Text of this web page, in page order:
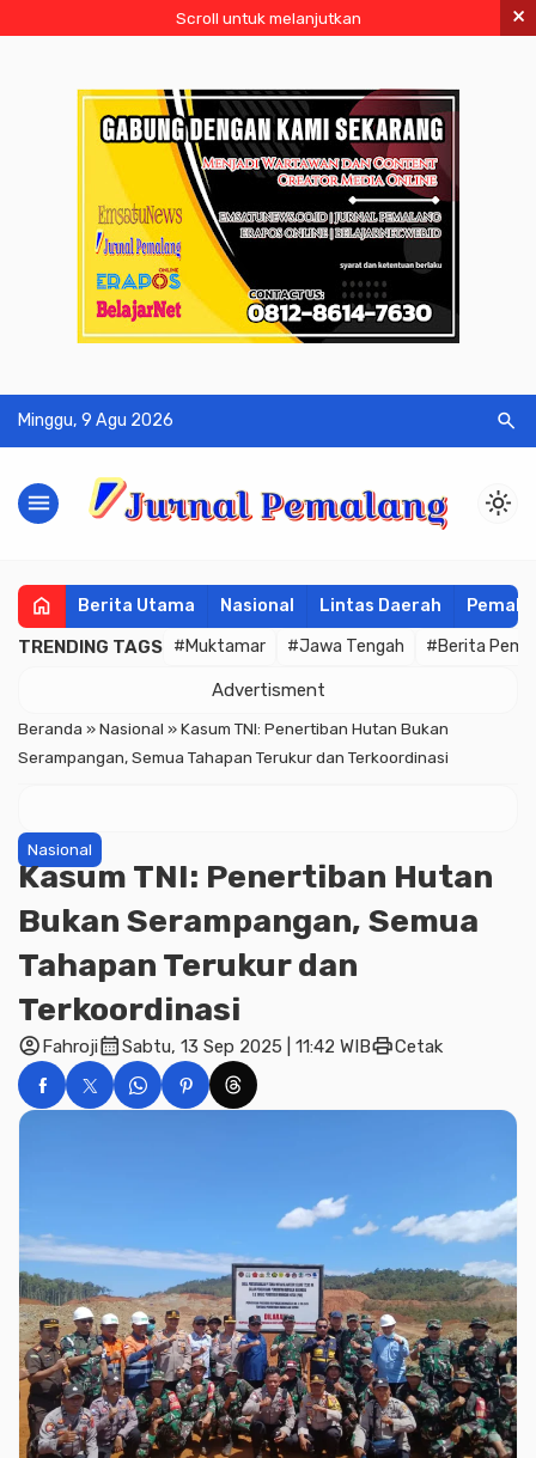
Scroll untuk melanjutkan ×
Minggu, 9 Agu 2026 search
menu light_mode
home Berita Utama Nasional Lintas Daerah
TRENDING TAGS #Muktamar #Jawa Tengah #Berita
Advertisment
Beranda »Nasional »Kasum TNI: Penertiban Hutan Bukan
Serampangan, Semua Tahapan Terukur dan Terkoordinasi
Nasional
Kasum TNI: Penertiban Hutan
Bukan Serampangan, Semua
Tahapan Terukur dan
Terkoordinasi
account_circleFahrojicalendar_monthSabtu, 13 Sep 2025 | 11:42 WIBprintCetak